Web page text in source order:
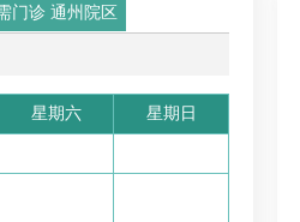
门诊 通州院区
星期六 星期日